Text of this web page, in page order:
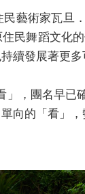
藝術家瓦旦
民舞蹈文化
續發展著更多
」，團名早已
向的「看」